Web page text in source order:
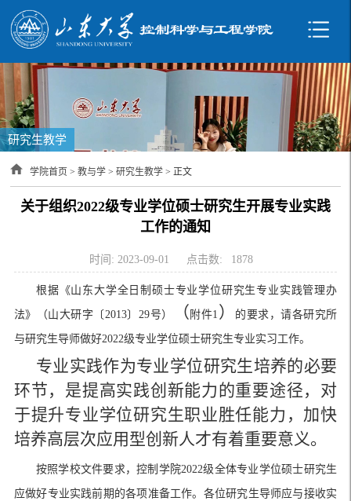
研究生教学
学院首页 >教与学 >研究生教学 > 正文
关于组织2022级专业学位硕士研究生开展专业实践
工作的通知
时间: 2023-09-01 点击数: 1878
根据《山东大学全日制硕士专业学位研究生专业实践管理办
法》（山大研字〔 2013〕29号） （ 附件1 ） 的要求，请各研究所
与研究生导师做好2022级专业学位硕士研究生专业实习工作。
专业实践作为专业学位研究生培养的必要
环节，是提高实践创新能力的重要途径，对
于提升专业学位研究生职业胜任能力，加快
培养高层次应用型创新人才有着重要意义。
按照学校文件要求，控制学院2022级全体专业学位硕士研究生
应做好专业实践前期的各项准备工作。各位研究生导师应与接收实